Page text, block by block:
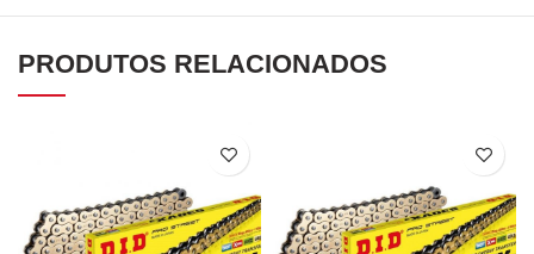
PRODUTOS RELACIONADOS